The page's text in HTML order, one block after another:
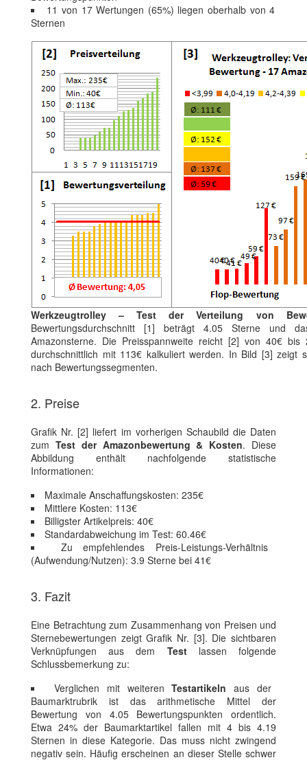
11 von 17 Wertungen (65%) liegen oberhalb von 4
Sternen
Werkzeugtrolley – Test der Verteilung von
Bewertungsdurchschnitt [1] beträgt 4.05 Sterne und
Amazonsterne. Die Preisspannweite reicht [2] von 40€ bis
durchschnittlich mit 113€ kalkuliert werden. In Bild [3] zeigt
nach Bewertungssegmenten.
2. Preise
Grafik Nr. [2] liefert im vorherigen Schaubild die Daten
zum Test der Amazonbewertung & Kosten. Diese
Abbildung enthält nachfolgende statistische
Informationen:
Maximale Anschaffungskosten: 235€
Mittlere Kosten: 113€
Billigster Artikelpreis: 40€
Standardabweichung im Test: 60.46€
Zu empfehlendes Preis-Leistungs-Verhältnis
(Aufwendung/Nutzen): 3.9 Sterne bei 41€
3. Fazit
Eine Betrachtung zum Zusammenhang von Preisen und
Sternebewertungen zeigt Grafik Nr. [3]. Die sichtbaren
Verknüpfungen aus dem Testlassen folgende
Schlussbemerkung zu:
Verglichen mit weiterenTestartikeln aus der
Baumarktrubrik ist das arithmetische Mittel der
Bewertung von 4.05 Bewertungspunkten ordentlich.
Etwa 24% der Baumarktartikel fallen mit 4 bis 4.19
Sternen in diese Kategorie. Das muss nicht zwingend
negativ sein. Häufig erscheinen an dieser Stelle schwer